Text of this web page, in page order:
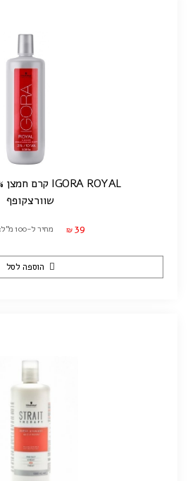
IGORA ROYAL קרם חמצן 3% | 1000 מ"ל
שוורצקופף
₪ 39 מחיר ל-100 מ"ל: ₪3.90
הוספה לסל